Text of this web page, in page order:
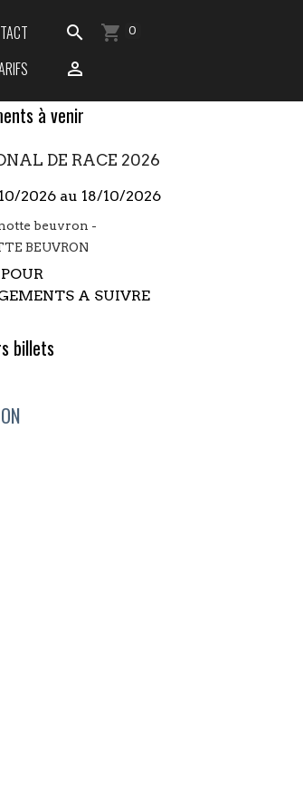
0
à venir
DE RACE 2026
2026 au 18/10/2026
beuvron -
BEUVRON
A SUIVRE
billets